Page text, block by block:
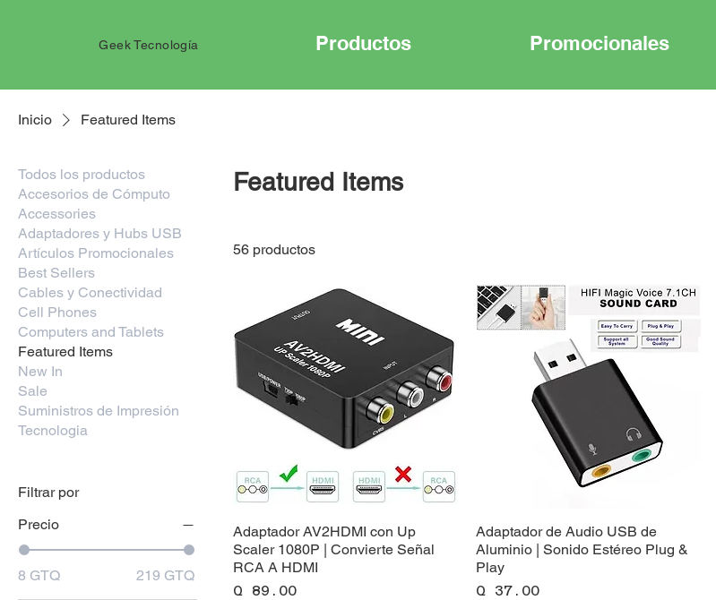
Geek Tecnología Productos Promocionales
Inicio Featured Items
Todos los productos
Accesorios de Cómputo
Accessories
Adaptadores y Hubs USB
Artículos Promocionales
Best Sellers
Cables y Conectividad
Cell Phones
Computers and Tablets
Featured Items
New In
Sale
Suministros de Impresión
Tecnologia
Filtrar por
Precio
8 GTQ 219 GTQ
Featured Items
56 productos
Adaptador AV2HDMI con Up
Scaler 1080P | Convierte Señal
RCA A HDMI
Precio
Q 89.00
Adaptador de Audio USB de
Aluminio | Sonido Estéreo Plug &
Play
Precio
Q 37.00